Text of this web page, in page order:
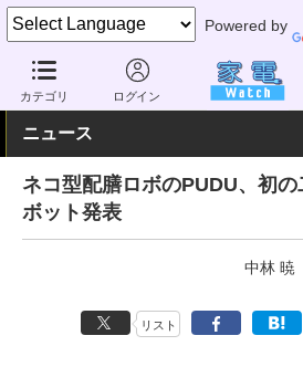
Powered by
カテゴリ ログイン
家電 Watch 業界動向 業界動向 その
ニュース
ネコ型配膳ロボのPUDU、初
ボット発表
中林 暁
リスト